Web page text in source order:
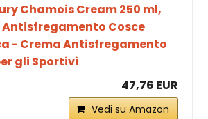
Chamois Cream 250 ml,
Antisfregamento Cosce
- Crema Antisfregamento
gli Sportivi
47,76 EUR
Vedi su Amazon